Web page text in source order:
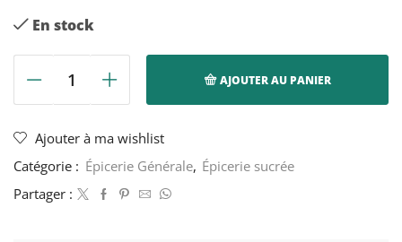
En stock
quantité
de
d'hibiscus
(jus
de
AJOUTER AU PANIER
Ajouter à ma wishlist
Catégorie : Épicerie Générale, Épicerie sucrée
Partager :